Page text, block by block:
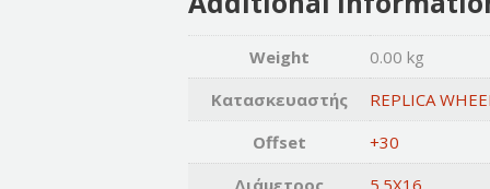
Weight
0.00 kg
Κατασκευαστής
REPLICA
Offset
+30